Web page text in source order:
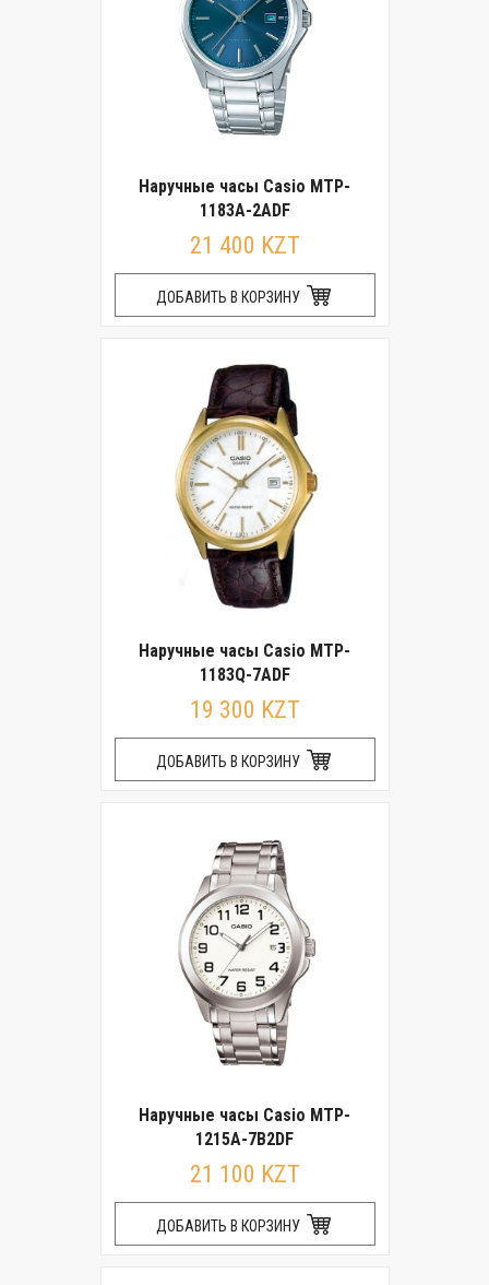
Наручные часы Casio MTP-
1183A-2ADF
21 400 KZT
ДОБАВИТЬ В КОРЗИНУ
Наручные часы Casio MTP-
1183Q-7ADF
19 300 KZT
ДОБАВИТЬ В КОРЗИНУ
Наручные часы Casio MTP-
1215A-7B2DF
21 100 KZT
ДОБАВИТЬ В КОРЗИНУ